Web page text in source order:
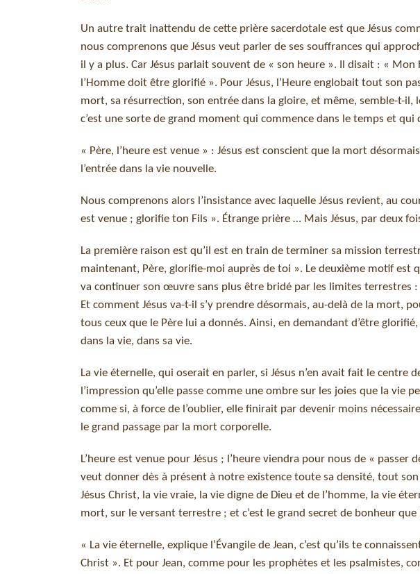
Un autre trait inattendu de cette prière sacerdotale est que Jésus
nous comprenons que Jésus veut parler de ses souffrances qui
il y a plus. Car Jésus parlait souvent de « son heure ». Il disait : « Mon
l’Homme doit être glorifié ». Pour Jésus, l’Heure englobait tout son
mort, sa résurrection, son entrée dans la gloire, et même, semble-t-il,
c’est une sorte de grand moment qui commence dans le temps et qui
« Père, l’heure est venue » : Jésus est conscient que la mort
l’entrée dans la vie nouvelle.
Nous comprenons alors l’insistance avec laquelle Jésus revient, au
est venue ; glorifie ton Fils ». Étrange prière … Mais Jésus, par deux
La première raison est qu’il est en train de terminer sa mission
maintenant, Père, glorifie-moi auprès de toi ». Le deuxième motif est
va continuer son œuvre sans plus être bridé par les limites terrestres
Et comment Jésus va-t-il s’y prendre désormais, au-delà de la mort,
tous ceux que le Père lui a donnés. Ainsi, en demandant d’être
dans la vie, dans sa vie.
La vie éternelle, qui oserait en parler, si Jésus n’en avait fait le centre
l’impression qu’elle passe comme une ombre sur les joies que la vie
comme si, à force de l’oublier, elle finirait par devenir moins
le grand passage par la mort corporelle.
L’heure est venue pour Jésus ; l’heure viendra pour nous de « passer
veut donner dès à présent à notre existence toute sa densité, tout
Jésus Christ, la vie vraie, la vie digne de Dieu et de l’homme, la vie
mort, sur le versant terrestre ; et c’est le grand secret de bonheur
« La vie éternelle, explique l’Évangile de Jean, c’est qu’ils te
Christ ». Et pour Jean, comme pour les prophètes et les psalmistes,